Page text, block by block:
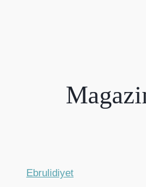
Ebrulidiyet